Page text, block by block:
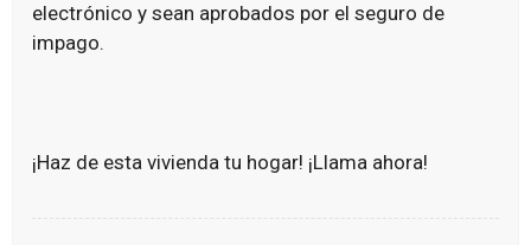
electrónico y sean aprobados por el seguro de
impago.
¡Haz de esta vivienda tu hogar! ¡Llama ahora!